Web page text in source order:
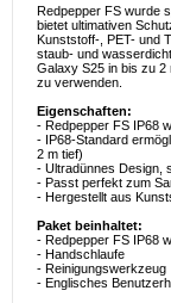
Redpepper FS wurde
bietet ultimativen
Kunststoff-, PET- und
staub- und
Galaxy S25 in bis zu 2
zu verwenden.
Eigenschaften:
- Redpepper FS IP68
- IP68-Standard
2 m tief)
- Ultradünnes Design,
- Passt perfekt zum
- Hergestellt aus
Paket beinhaltet:
- Redpepper FS IP68
- Handschlaufe
- Reinigungswerkzeug
- Englisches